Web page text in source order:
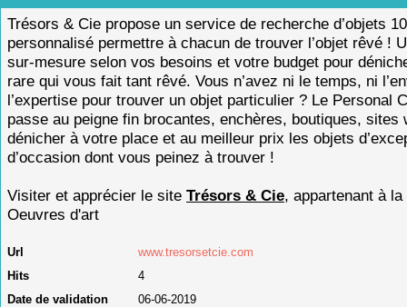
Trésors & Cie propose un service de recherche d’objets
personnalisé permettre à chacun de trouver l’objet rêvé !
sur-mesure selon vos besoins et votre budget pour
rare qui vous fait tant rêvé. Vous n’avez ni le temps, ni
l’expertise pour trouver un objet particulier ? Le Personal
passe au peigne fin brocantes, enchères, boutiques, sites
dénicher à votre place et au meilleur prix les objets
d’occasion dont vous peinez à trouver !
Visiter et apprécier le site Trésors & Cie, appartenant à
Oeuvres d'art
Url
www.tresorsetcie.com
Hits
4
Date de validation
06-06-2019